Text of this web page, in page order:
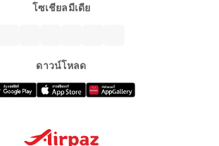
โซเชียลมีเดีย
ดาวน์โหลด